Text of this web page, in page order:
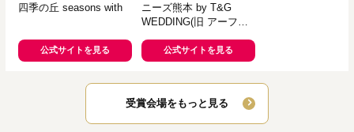
四季の丘 seasons with
公式サイトを見る
ニーズ熊本 by T&G
WEDDING(旧 アーフェ
公式サイトを見る
受賞会場をもっと見る